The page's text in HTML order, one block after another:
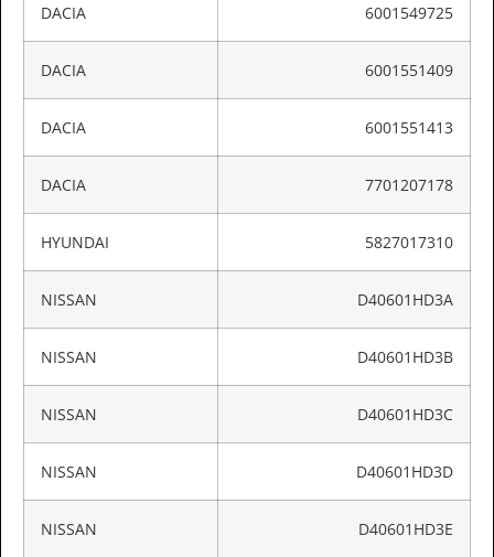
DACIA 6001549725
DACIA 6001551409
DACIA 6001551413
DACIA 7701207178
HYUNDAI 5827017310
NISSAN D40601HD3A
NISSAN D40601HD3B
NISSAN D40601HD3C
NISSAN D40601HD3D
NISSAN D40601HD3E